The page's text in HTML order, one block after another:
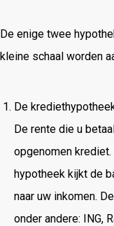
De enige twee
kleine schaal worden
De
De rente die u
opgenomen
hypotheek kijkt de
naar uw inkomen.
onder andere: ING,